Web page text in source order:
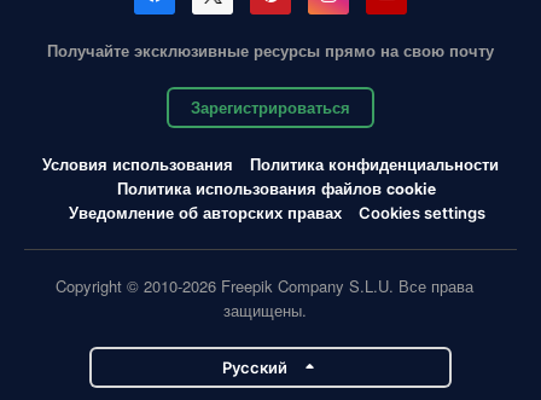
Получайте эксклюзивные ресурсы прямо на свою почту
Зарегистрироваться
Условия использования
Политика конфиденциальности
Политика использования файлов cookie
Уведомление об авторских правах
Cookies settings
Copyright © 2010-2026 Freepik Company S.L.U. Все права
защищены.
Pусский